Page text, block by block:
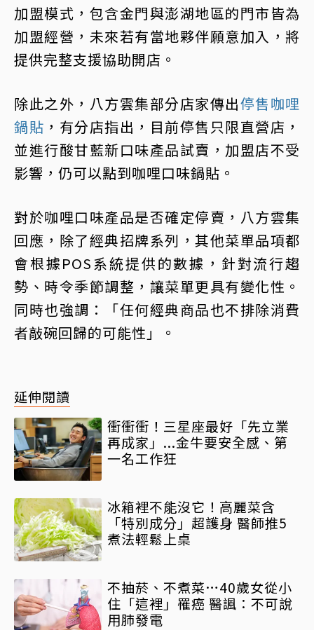
加盟模式，包含金門與澎湖地區的門市皆為
加盟經營，未來若有當地夥伴願意加入，將
提供完整支援協助開店。
除此之外，八方雲集部分店家傳出停售咖哩
鍋貼 ，有分店指出，目前停售只限直營店，
並進行酸甘藍新口味產品試賣，加盟店不受
影響，仍可以點到咖哩口味鍋貼。
對於咖哩口味產品是否確定停賣，八方雲集
回應，除了經典招牌系列，其他菜單品項都
會根據POS系統提供的數據，針對流行趨
勢、時令季節調整，讓菜單更具有變化性。
同時也強調：「任何經典商品也不排除消費
者敲碗回歸的可能性」。
延伸閱讀
衝衝衝！三星座最好「先立業
再成家」...金牛要安全感、第
一名工作狂
冰箱裡不能沒它！高麗菜含
「特別成分」超護身 醫師推5
煮法輕鬆上桌
不抽菸、不煮菜…40歲女從小
住「這裡」罹癌 醫諷：不可說
用肺發電